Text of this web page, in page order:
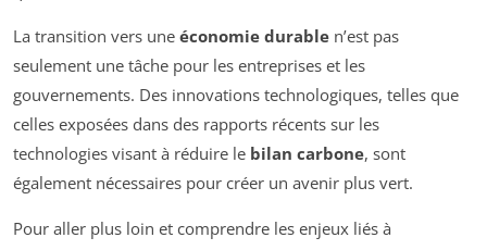
La transition vers une économie durable n’est pas
seulement une tâche pour les entreprises et les
gouvernements. Des innovations technologiques, telles que
celles exposées dans des rapports récents sur les
technologies visant à réduire le bilan carbone, sont
également nécessaires pour créer un avenir plus vert.
Pour aller plus loin et comprendre les enjeux liés à